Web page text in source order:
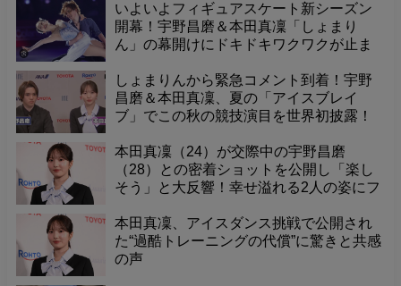
いよいよフィギュアスケート新シーズン
開幕！宇野昌磨＆本田真凜「しょまり
ん」の幕開けにドキドキワクワクが止ま
エール
しょまりんから緊急コメント到着！宇野
昌磨＆本田真凜、夏の「アイスブレイ
ブ」でこの秋の競技演目を世界初披露！
本田真凜（24）が交際中の宇野昌磨
（28）との密着ショットを公開し「楽し
そう」と大反響！幸せ溢れる2人の姿にフ
本田真凜、アイスダンス挑戦で公開され
た“過酷トレーニングの代償”に驚きと共感
の声